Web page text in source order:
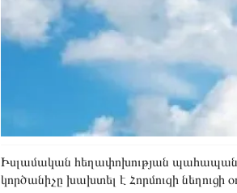
Իսլամական հեղափոխության
կործանիչը խախտել է Հորմուզի նեղուցի